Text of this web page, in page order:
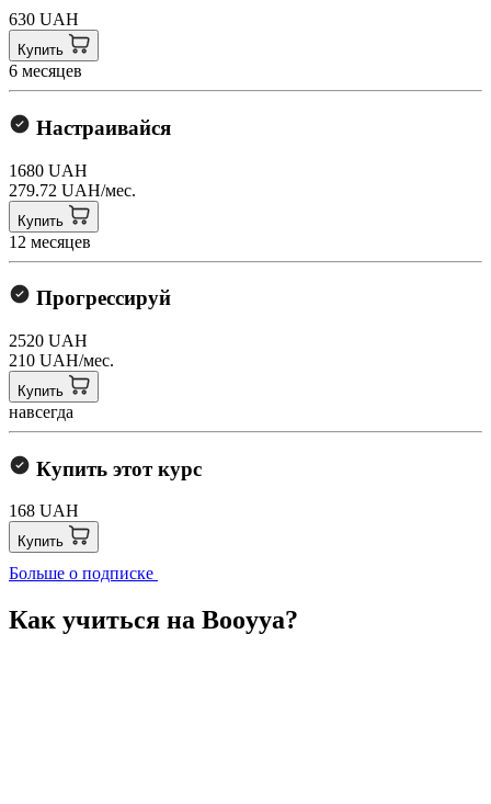
630 UAH
Купить
6 месяцев
Настраивайся
1680 UAH
279.72 UAH/мес.
Купить
12 месяцев
Прогрессируй
2520 UAH
210 UAH/мес.
Купить
навсегда
Купить этот курс
168 UAH
Купить
Больше о подписке
Как учиться на Booyya?